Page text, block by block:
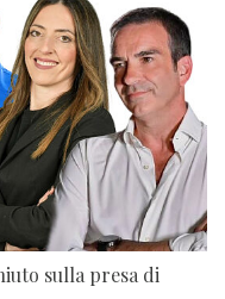
sulla presa di